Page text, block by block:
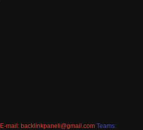
E-mail: backlinkpaneli@gmail.com Teams: